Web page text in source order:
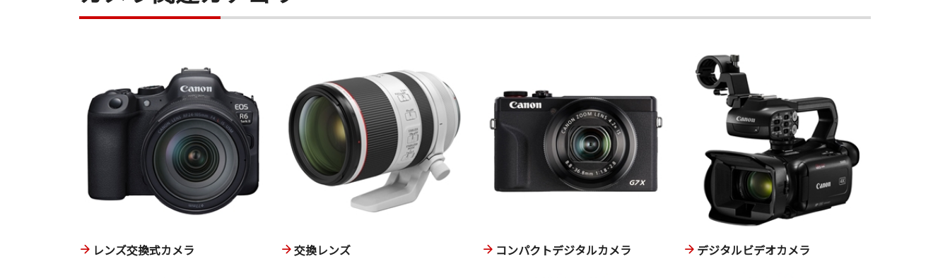
レンズ交換式カメラ 交換レンズ コンパクトデジタルカメラ デジタルビデオカメラ